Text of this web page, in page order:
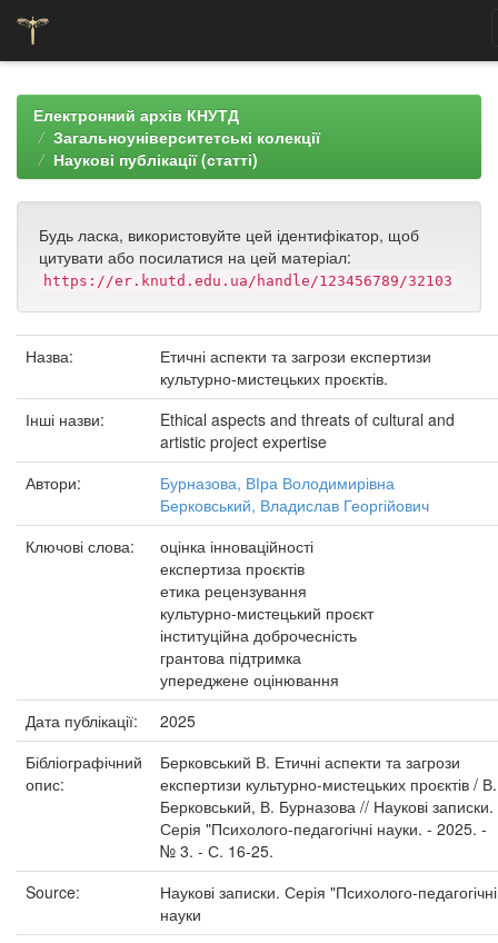
navigationЕлектронний архів КНУТД
Загальноуніверситетські колекції
Наукові публікації (статті)
Будь ласка, використовуйте цей ідентифікатор, щоб
цитувати або посилатися на цей матеріал:
https://er.knutd.edu.ua/handle/123456789/32103
Назва:
Етичні аспекти та загрози експертизи
культурно-мистецьких проєктів.
Інші назви:
Ethical aspects and threats of cultural and
artistic project expertise
Автори:
Бурназова, ВІра Володимирівна
Берковський, Владислав Георгійович
Ключові слова:
оцінка інноваційності
експертиза проєктів
етика рецензування
культурно-мистецький проєкт
інституційна доброчесність
грантова підтримка
упереджене оцінювання
Дата публікації:
2025
Бібліографічний
опис:
Берковський В. Етичні аспекти та загрози
експертизи культурно-мистецьких проєктів / В.
Берковський, В. Бурназова // Наукові записки.
Серія "Психолого-педагогічні науки. - 2025. -
№ 3. - С. 16-25.
Source:
Наукові записки. Серія "Психолого-педагогічні
науки